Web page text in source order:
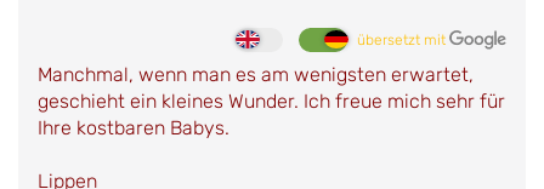
übersetzt mit
Manchmal, wenn man es am wenigsten erwartet,
geschieht ein kleines Wunder. Ich freue mich sehr für
Ihre kostbaren Babys.
Lippen